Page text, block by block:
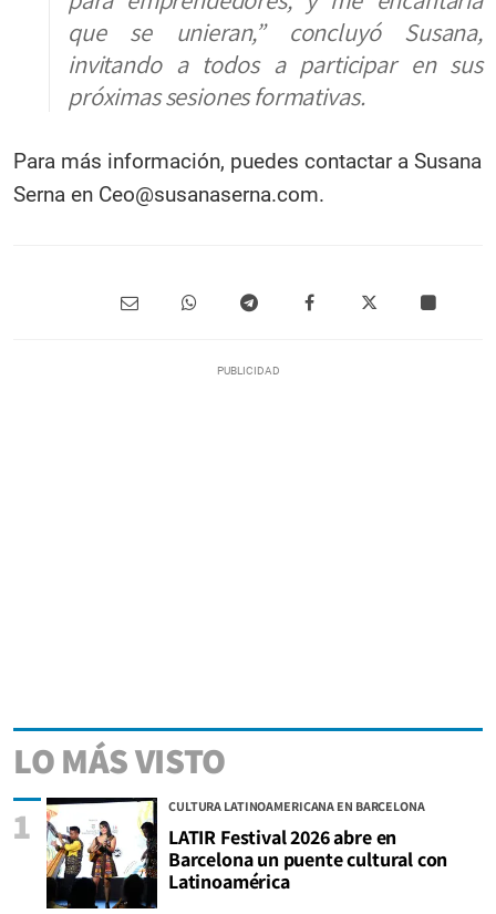
que se unieran,” concluyó Susana,
invitando a todos a participar en sus
próximas sesiones formativas.
Para más información, puedes contactar a Susana
Serna en Ceo@susanaserna.com.
LO MÁS VISTO
CULTURA LATINOAMERICANA EN BARCELONA
LATIR Festival 2026 abre en
Barcelona un puente cultural con
Latinoamérica
1